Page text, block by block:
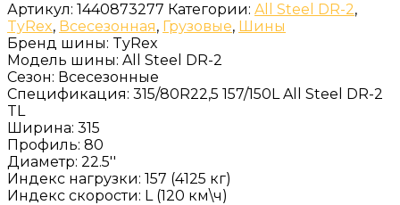
Артикул: 1440873277 Категории: All Steel DR-2,
TyRex, Всесезонная, Грузовые, Шины
Бренд шины: TyRex
Модель шины: All Steel DR-2
Сезон: Всесезонные
Спецификация: 315/80R22,5 157/150L All Steel DR-2
TL
Ширина: 315
Профиль: 80
Диаметр: 22.5''
Индекс нагрузки: 157 (4125 кг)
Индекс скорости: L (120 км\ч)